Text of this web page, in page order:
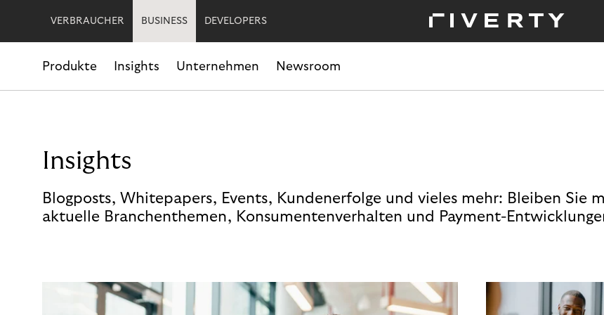
VERBRAUCHER BUSINESS DEVELOPERS
Produkte Insights Unternehmen Newsroom
Insights
Blogposts, Whitepapers, Events, Kundenerfolge und vieles mehr: Bleiben Sie
aktuelle Branchenthemen, Konsumentenverhalten und Payment-